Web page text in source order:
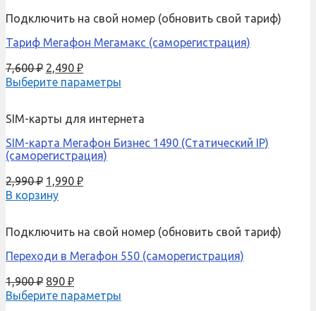
Подключить на свой номер (обновить свой тариф)
Тариф Мегафон Мегамакс (саморегистрация)
7,600₽ 2,490 ₽
Выберите параметры
SIM-карты для интернета
SIM-карта Мегафон Бизнес 1490 (Cтатический IP)
(саморегистрация)
2,990₽ 1,990 ₽
В корзину
Подключить на свой номер (обновить свой тариф)
Переходи в Мегафон 550 (саморегистрация)
1,900₽ 890 ₽
Выберите параметры